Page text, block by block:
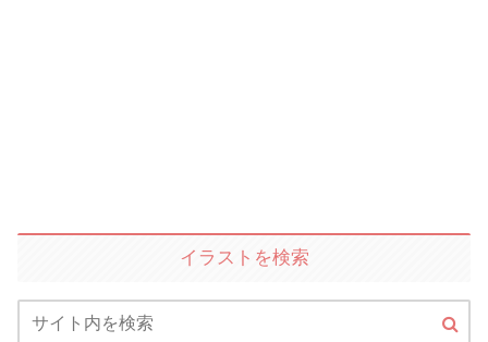
イラストを検索